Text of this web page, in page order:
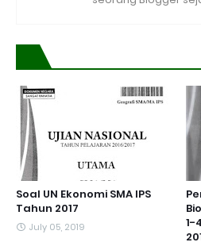
Soal UN Ekonomi SMA IPS
Tahun 2017
July 05, 2019
1-